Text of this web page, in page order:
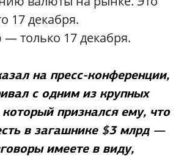
17 декабря.
только 17 декабря.
на пресс-конференции,
с одним из крупных
который признался ему, что
в загашнике $3 млрд —
имеете в виду,